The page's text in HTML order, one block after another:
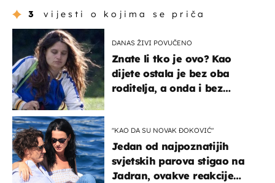
3 vijesti o kojima se priča
DANAS ŽIVI POVUČENO
Znate li tko je ovo? Kao
dijete ostala je bez oba
roditelja, a onda i bez
"KAO DA SU NOVAK ĐOKOVIĆ"
Jedan od najpoznatijih
svjetskih parova stigao na
Jadran, ovakve reakcije